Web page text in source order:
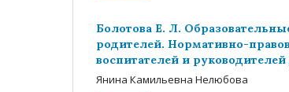
Болотова Е. Л.
родителей. Нормативно-
воспитателей и
Янина Камильевна Нелюбова